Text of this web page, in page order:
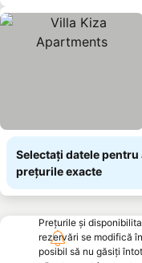
Selectați datele pentru
prețurile exacte
Prețurile și
rezervări se modifică
posibil să nu găsiți